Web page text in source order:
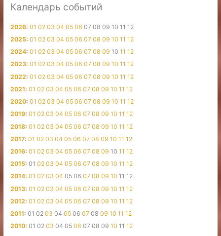
Календарь событий
2026:01 02 03 04 05 06 07 08 09 10 11 12
2025:01 02 03 04 05 06 07 08 09 10 11 12
2024:01 02 03 04 05 06 07 08 09 10 11 12
2023:01 02 03 04 05 06 07 08 09 10 11 12
2022:01 02 03 04 05 06 07 08 09 10 11 12
2021:01 02 03 04 05 06 07 08 09 10 11 12
2020:01 02 03 04 05 06 07 08 09 10 11 12
2019:01 02 03 04 05 06 07 08 09 10 11 12
2018:01 02 03 04 05 06 07 08 09 10 11 12
2017:01 02 03 04 05 06 07 08 09 10 11 12
2016:01 02 03 04 05 06 07 08 09 10 11 12
2015:01 02 03 04 05 06 07 08 09 10 11 12
2014:01 02 03 04 05 06 07 08 09 10 11 12
2013:01 02 03 04 05 06 07 08 09 10 11 12
2012:01 02 03 04 05 06 07 08 09 10 11 12
2011:01 02 03 04 05 06 07 08 09 10 11 12
2010:01 02 03 04 05 06 07 08 09 10 11 12